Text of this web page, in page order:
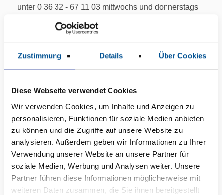
Zustimmung Details Über Cookies
Diese Webseite verwendet Cookies
Wir verwenden Cookies, um Inhalte und Anzeigen zu
personalisieren, Funktionen für soziale Medien anbieten
zu können und die Zugriffe auf unsere Website zu
analysieren. Außerdem geben wir Informationen zu Ihrer
Verwendung unserer Website an unsere Partner für
soziale Medien, Werbung und Analysen weiter. Unsere
Partner führen diese Informationen möglicherweise mit
weiteren Daten zusammen, die Sie ihnen bereitgestellt
unter 0 36 32 - 67 11 03 mittwochs und donnerstags
in der Zeit von 10:30 - 11:30 Uhr.
Die Veranstaltung findet imKonferenzraum im
Erdgeschoss des KMG Klinikums
Sondershausenstatt.
Druckversion
Zurück
a
c
b
o
w
i
t
e
m
a
l
L
i
n
k
e
d
W
h
a
s
A
N